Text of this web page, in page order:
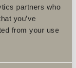
partners who
you’ve
from your use